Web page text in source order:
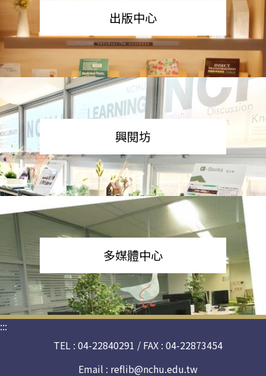
出版中心
興閱坊
多媒體中心
:::
TEL : 04-22840291 / FAX : 04-22873454
Email : reflib@nchu.edu.tw